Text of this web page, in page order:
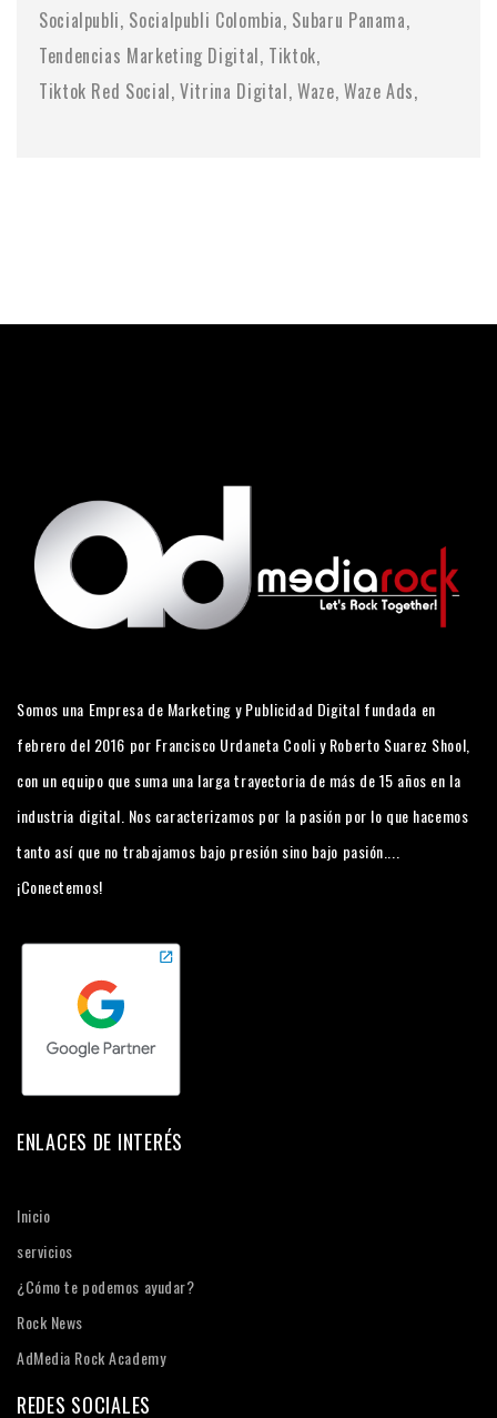
Socialpubli Socialpubli Colombia Subaru Panama
Tendencias Marketing Digital Tiktok
Tiktok Red Social Vitrina Digital Waze Waze Ads
Somos una Empresa de Marketing y Publicidad Digital fundada en
febrero del 2016 por Francisco Urdaneta Cooli y Roberto Suarez Shool,
con un equipo que suma una larga trayectoria de más de 15 años en la
industria digital. Nos caracterizamos por la pasión por lo que hacemos
tanto así que no trabajamos bajo presión sino bajo pasión....
¡Conectemos!
ENLACES DE INTERÉS
Inicio
servicios
¿Cómo te podemos ayudar?
Rock News
AdMedia Rock Academy
REDES SOCIALES